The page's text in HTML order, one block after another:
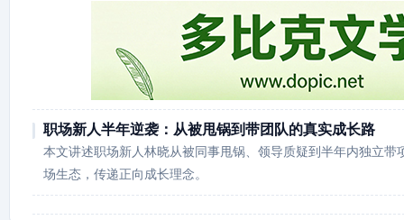
职场新人半年逆袭：从被甩锅到带团队的真实成长路
本文讲述职场新人林晓从被同事甩锅、领导质疑到半年内独立带
场生态，传递正向成长理念。